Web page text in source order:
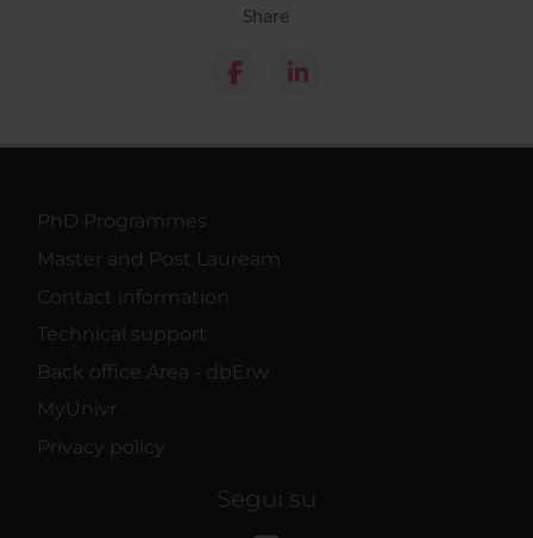
Share
PhD Programmes
Master and Post Lauream
Contact information
Technical support
Back office Area - dbErw
MyUnivr
Privacy policy
Segui su